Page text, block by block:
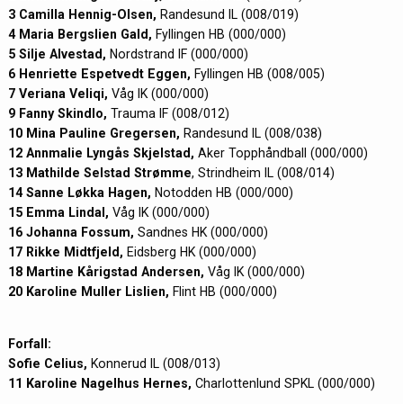
3 Camilla Hennig-Olsen, Randesund IL (008/019)
4 Maria Bergslien Gald, Fyllingen HB (000/000)
5 Silje Alvestad, Nordstrand IF (000/000)
6 Henriette Espetvedt Eggen, Fyllingen HB (008/005)
7 Veriana Veliqi, Våg IK (000/000)
9 Fanny Skindlo, Trauma IF (008/012)
10 Mina Pauline Gregersen, Randesund IL (008/038)
12 Annmalie Lyngås Skjelstad, Aker Topphåndball (000/000)
13 Mathilde Selstad Strømme, Strindheim IL (008/014)
14 Sanne Løkka Hagen, Notodden HB (000/000)
15 Emma Lindal, Våg IK (000/000)
16 Johanna Fossum, Sandnes HK (000/000)
17 Rikke Midtfjeld, Eidsberg HK (000/000)
18 Martine Kårigstad Andersen, Våg IK (000/000)
20 Karoline Muller Lislien, Flint HB (000/000)
Forfall:
Sofie Celius, Konnerud IL (008/013)
11 Karoline Nagelhus Hernes, Charlottenlund SPKL (000/000)